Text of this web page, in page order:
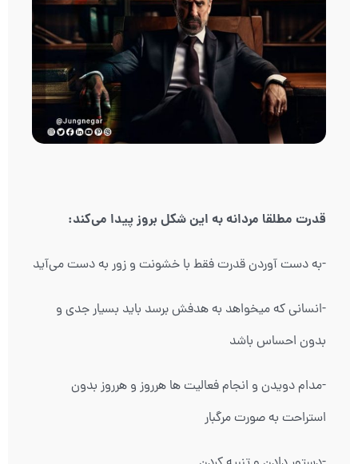
قدرت مطلقا مردانه به این شکل بروز پیدا می‌کند:
-به دست آوردن قدرت فقط با خشونت و زور به دست می‌آید
-انسانی که میخواهد به هدفش برسد باید بسیار جدی و
بدون احساس باشد
-مدام دویدن و انجام فعالیت ها هرروز و هرروز بدون
استراحت به صورت مرگبار